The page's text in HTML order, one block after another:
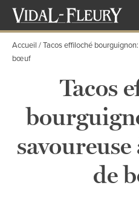
Aller
contenu
principal
Accueil
Tacos effiloché
bœuf
Tacos
de